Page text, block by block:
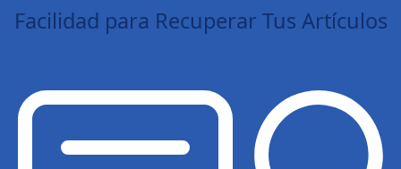
Facilidad para Recuperar Tus Artículos